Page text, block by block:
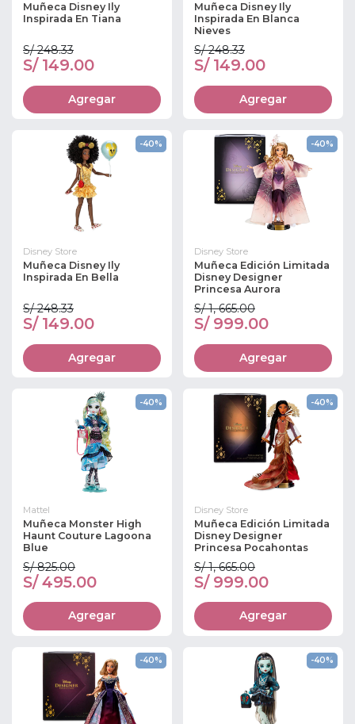
Muñeca Disney Ily
Inspirada En Tiana
S/ 248.33
S/ 149.00
Agregar
Muñeca Disney Ily
Inspirada En Blanca
Nieves
S/ 248.33
S/ 149.00
Agregar
-40%
Disney Store
Muñeca Disney Ily
Inspirada En Bella
S/ 248.33
S/ 149.00
Agregar
-40%
Disney Store
Muñeca Edición Limitada
Disney Designer
Princesa Aurora
S/ 1, 665.00
S/ 999.00
Agregar
-40%
Mattel
Muñeca Monster High
Haunt Couture Lagoona
Blue
S/ 825.00
S/ 495.00
Agregar
-40%
Disney Store
Muñeca Edición Limitada
Disney Designer
Princesa Pocahontas
S/ 1, 665.00
S/ 999.00
Agregar
-40% -40%